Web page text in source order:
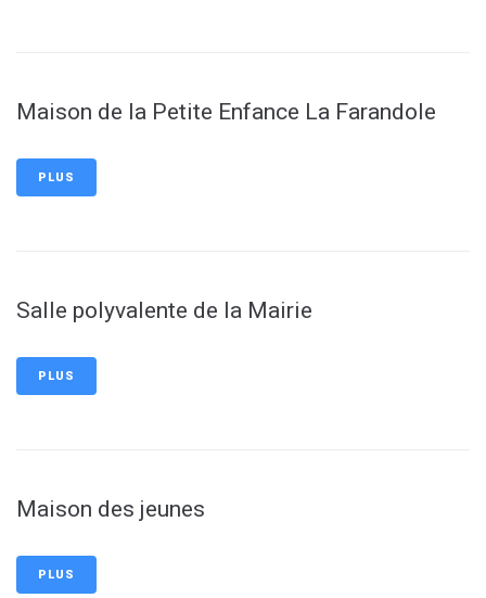
Maison de la Petite Enfance La Farandole
PLUS
Salle polyvalente de la Mairie
PLUS
Maison des jeunes
PLUS